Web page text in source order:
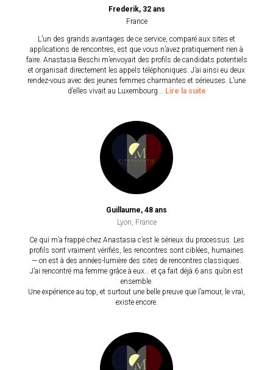
Frederik, 32 ans
France
L’un des grands avantages de ce service, comparé aux sites et
applications de rencontres, est que vous n’avez pratiquement rien à
faire. Anastasia Beschi m’envoyait des profils de candidats potentiels
et organisait directement les appels téléphoniques. J’ai ainsi eu deux
rendez-vous avec des jeunes femmes charmantes et sérieuses. L’une
d’elles vivait au Luxembourg... Lire la suite
Guillaume, 48 ans
Lyon, France
Ce qui m’a frappé chez Anastasia c’est le sérieux du processus. Les
profils sont vraiment vérifiés, les rencontres sont ciblées, humaines
— on est à des années-lumière des sites de rencontres classiques.
J’ai rencontré ma femme grâce à eux… et ça fait déjà 6 ans qu’on est
ensemble.
Une expérience au top, et surtout une belle preuve que l’amour, le vrai,
existe encore.